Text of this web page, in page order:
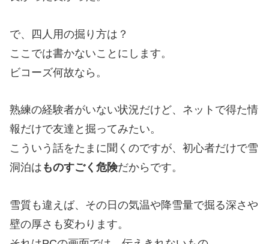
で、四人用の掘り方は？
ここでは書かないことにします。
ビコーズ何故なら。
熟練の経験者がいない状況だけど、ネットで得た情
報だけで友達と掘ってみたい。
こういう話をたまに聞くのですが、初心者だけで雪
洞泊は ものすごく危険だからです。
雪質も違えば、その日の気温や降雪量で掘る深さや
壁の厚さも変わります。